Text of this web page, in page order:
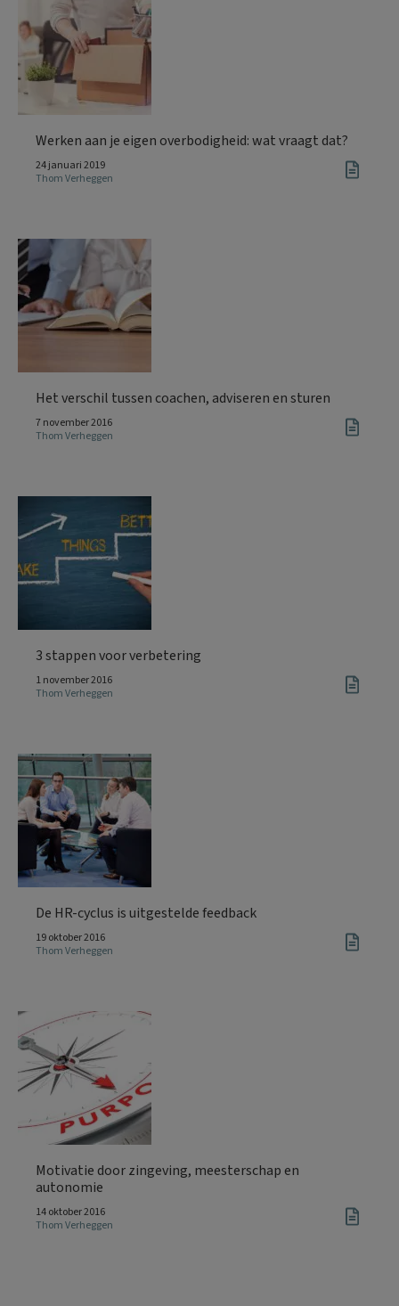
Werken aan je eigen overbodigheid: wat vraagt dat?
24 januari 2019
Thom Verheggen
Het verschil tussen coachen, adviseren en sturen
7 november 2016
Thom Verheggen
3 stappen voor verbetering
1 november 2016
Thom Verheggen
De HR-cyclus is uitgestelde feedback
19 oktober 2016
Thom Verheggen
Motivatie door zingeving, meesterschap en
autonomie
14 oktober 2016
Thom Verheggen